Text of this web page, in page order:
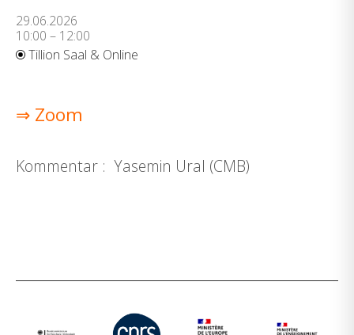
29.06.2026
10:00 – 12:00
Tillion Saal & Online
⇒ Zoom
Kommentar : Yasemin Ural (CMB)